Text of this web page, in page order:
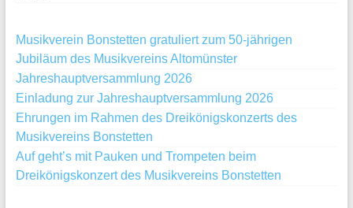
Musikverein Bonstetten gratuliert zum 50-jährigen
Jubiläum des Musikvereins Altomünster
Jahreshauptversammlung 2026
Einladung zur Jahreshauptversammlung 2026
Ehrungen im Rahmen des Dreikönigskonzerts des
Musikvereins Bonstetten
Auf geht’s mit Pauken und Trompeten beim
Dreikönigskonzert des Musikvereins Bonstetten